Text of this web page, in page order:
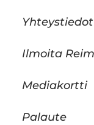
Yhteystiedot
Ilmoita
Mediakortti
Palaute